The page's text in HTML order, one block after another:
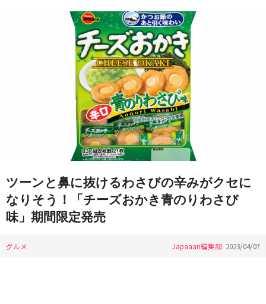
ツーンと鼻に抜けるわさびの辛みがクセに
なりそう！「チーズおかき青のりわさび
味」期間限定発売
グルメ Japaaan編集部 2023/04/07